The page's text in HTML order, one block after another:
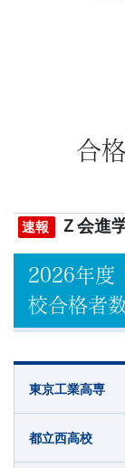
合
速報 Ｚ会進
2026年度
校合格者
東京工業高専
都立西高校